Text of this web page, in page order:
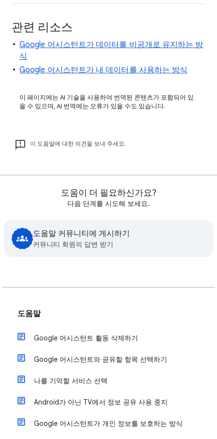
관련 리소스
Google 어시스턴트가 데이터를 비공개로 유지하는 방
식
Google 어시스턴트가 내 데이터를 사용하는 방식
이 페이지에는 AI 기술을 사용하여 번역된 콘텐츠가 포함되어 있
을 수 있으며, AI 번역에는 오류가 있을 수도 있습니다.
이 도움말에 대한 의견을 보내 주세요.
도움이 더 필요하신가요?
다음 단계를 시도해 보세요.
도움말 커뮤니티에 게시하기
커뮤니티 회원의 답변 받기
도움말
Google 어시스턴트 활동 삭제하기
Google 어시스턴트와 공유할 항목 선택하기
나를 기억할 서비스 선택
Android가 아닌 TV에서 정보 공유 사용 중지
Google 어시스턴트가 개인 정보를 보호하는 방식